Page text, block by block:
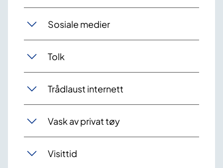
Sosiale medier
Tolk
Trådlaust internett
Vask av privat tøy
Visittid